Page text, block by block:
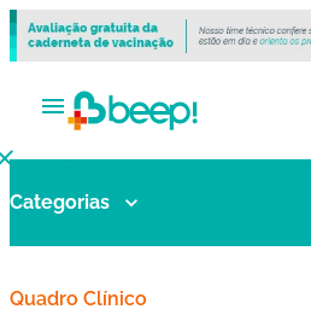
V
a
n
Categorias
Quadro Clínico